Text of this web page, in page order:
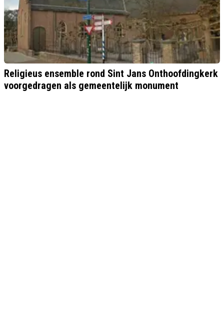
Religieus ensemble rond Sint Jans Onthoofdingkerk
voorgedragen als gemeentelijk monument